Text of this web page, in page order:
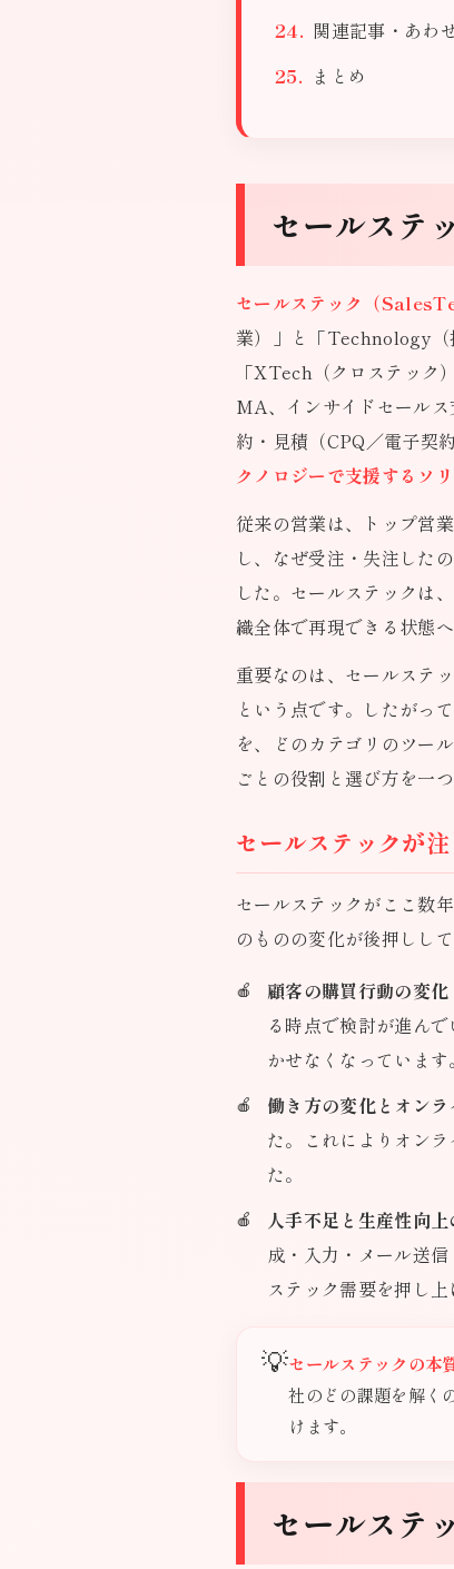
関連記事・あわ
まとめ
セールステ
セールステック（
業）」と「Technology
「XTech（クロステック
MA、インサイドセール
約・見積（CPQ／電子契
クノロジーで支援するソ
従来の営業は、トップ営
し、なぜ受注・失注した
した。セールステックは
織全体で再現できる状態
重要なのは、セールステ
という点です。したがっ
を、どのカテゴリのツー
ごとの役割と選び方を一
セールステックが
セールステックがここ数
のものの変化が後押しし
顧客の購買行動の変化
る時点で検討が進ん
かせなくなっています。
働き方の変化とオン
た。これによりオン
た。
人手不足と生産性向上
成・入力・メール送
ステック需要を押し上
💡セールステックの本
社のどの課題を解く
けます。
セールステ